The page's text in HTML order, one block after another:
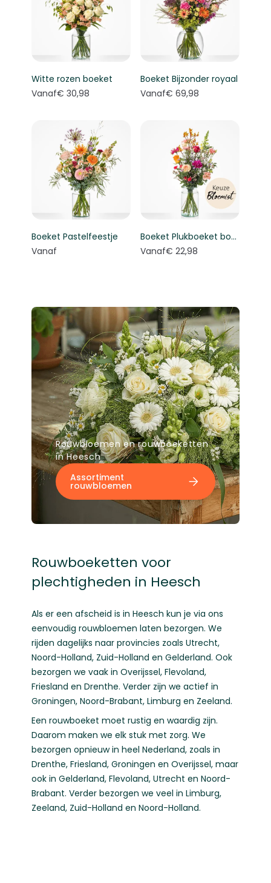
Witte rozen boeket
Vanaf€ 30,98
Boeket Bijzonder royaal
Vanaf€ 69,98
Boeket Pastelfeestje
Vanaf
Boeket Plukboeket bont - Keuze bloemist
Vanaf€ 22,98
Rouwbloemen en rouwboeketten
in Heesch
Assortiment
rouwbloemen
Rouwboeketten voor
plechtigheden in Heesch
Als er een afscheid is in Heesch kun je via ons
eenvoudig rouwbloemen laten bezorgen. We
rijden dagelijks naar provincies zoals Utrecht,
Noord-Holland, Zuid-Holland en Gelderland. Ook
bezorgen we vaak in Overijssel, Flevoland,
Friesland en Drenthe. Verder zijn we actief in
Groningen, Noord-Brabant, Limburg en Zeeland.
Een rouwboeket moet rustig en waardig zijn.
Daarom maken we elk stuk met zorg. We
bezorgen opnieuw in heel Nederland, zoals in
Drenthe, Friesland, Groningen en Overijssel, maar
ook in Gelderland, Flevoland, Utrecht en Noord-
Brabant. Verder bezorgen we veel in Limburg,
Zeeland, Zuid-Holland en Noord-Holland.